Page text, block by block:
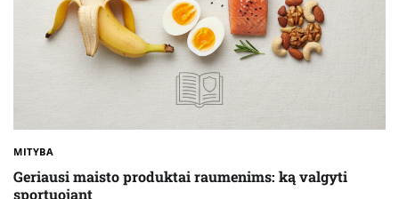
MITYBA
Geriausi maisto produktai raumenims: ką valgyti
sportuojant